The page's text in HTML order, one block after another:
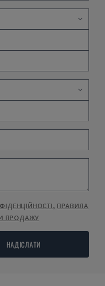
, ПРАВИЛА
ПРОДАЖУ
НАДІСЛАТИ